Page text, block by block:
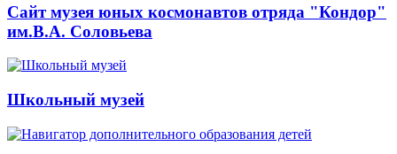
Сайт музея юных космонавтов отряда "Кондор"
им.В.А. Соловьева
Школьный музей